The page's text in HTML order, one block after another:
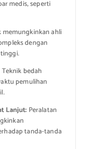
medis, seperti
memungkinkan ahli
dengan
Teknik bedah
pemulihan
Lanjut: Peralatan
tanda-tanda